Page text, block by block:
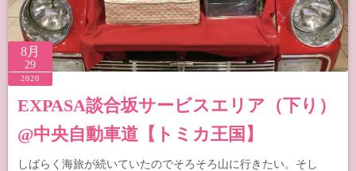
8月
29
2020
EXPASA談合坂サービスエリア（下り）
@中央自動車道【トミカ王国】
しばらく海旅が続いていたのでそろそろ山に行きたい。そし